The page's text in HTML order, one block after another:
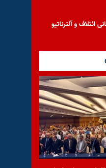
ائتلاف و آلترناتیو
ولی‌فقیه نورسیده
در ملأ عام
نماد فساد ساختاری